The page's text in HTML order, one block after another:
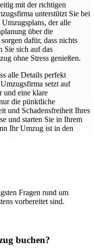
mit der richtigen
unterstützt Sie bei
der alle
über die
dafür, dass nichts
Sie sich auf das
ohne Stress genießen.
alle Details perfekt
setzt auf
und eine klare
die pünktliche
und Schadensfreiheit Ihres
und starten Sie in Ihrem
Ihr Umzug ist in den
Fragen rund um
vorbereitet sind.
buchen?